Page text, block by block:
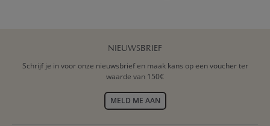
NIEUWSBRIEF
Schrijf je in voor onze nieuwsbrief en maak kans op een voucher ter
waarde van 150€
MELD ME AAN